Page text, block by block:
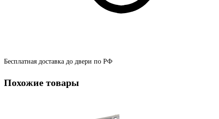
Бесплатная доставка до двери по РФ
Похожие товары